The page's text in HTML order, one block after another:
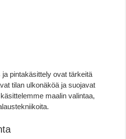
pintakäsittely ovat tärkeitä
tilan ulkonäköä ja suojavat
maalin valintaa,